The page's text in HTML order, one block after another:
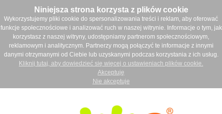
Niniejsza strona korzysta z plików cookie
Wykorzystujemy pliki cookie do spersonalizowania treści i reklam, aby oferować
funkcje społecznościowe i analizować ruch w naszej witrynie. Informacje o tym, jak
korzystasz z naszej witryny, udostępniamy partnerom społecznościowym,
reklamowym i analitycznym. Partnerzy mogą połączyć te informacje z innymi
danymi otrzymanymi od Ciebie lub uzyskanymi podczas korzystania z ich usług.
Kliknij tutaj, aby dowiedzieć się więcej o ustawieniach plików cookie.
Akceptuję
Nie akceptuje